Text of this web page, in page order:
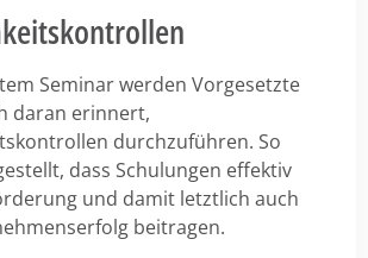
Seminar werden Vorgesetzte
daran erinnert,
durchzuführen. So
dass Schulungen effektiv
und damit letztlich auch
beitragen.